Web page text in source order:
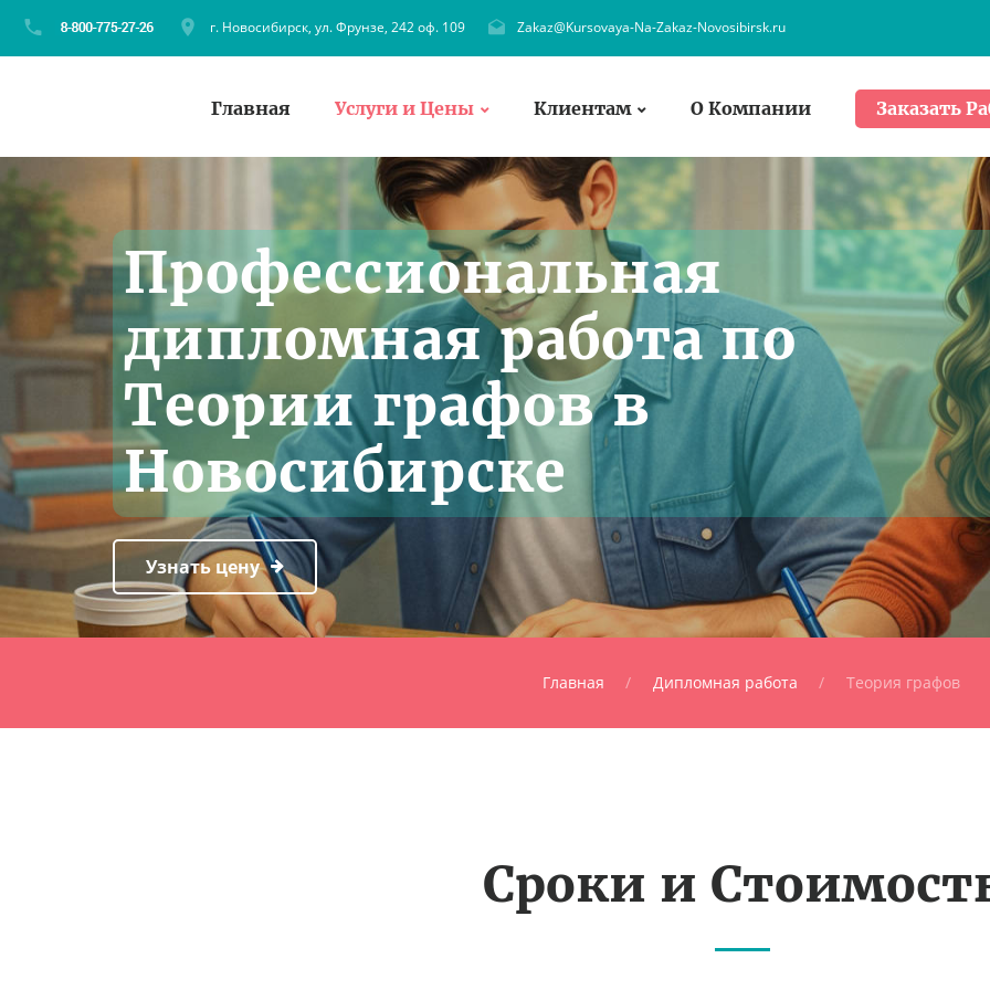
г. Новосибирск, ул. Фрунзе, 242 оф. 109 Zakaz@Kursovaya-Na-Zakaz-Novosibirsk.ru
Главная Услуги и Цены Клиентам О Компании Заказать
Профессиональная
дипломная работа по
Теории графов в
Новосибирске
Узнать цену
Главная Дипломная работа Теория графов
Сроки и